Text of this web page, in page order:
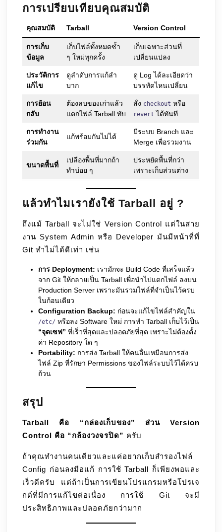
การเปรียบเทียบคุณสมบัติ
คุณสมบัติ Tarball Version Control
การเก็บ
ข้อมูล
เก็บไฟล์ทั้งหมดซ้ำ
ๆ ใหม่ทุกครั้ง
เก็บเฉพาะส่วนที่
เปลี่ยนแปลง
ประวัติการ
แก้ไข
ดูลำดับการแก้ลำ
บาก
ดู Log ได้ละเอียดว่า
บรรทัดไหนเปลี่ยน
การย้อน
กลับ
ต้องลบของเก่าแล้ว
แตกไฟล์ Tarball ทับ
สั่ง checkout หรือ
revert ได้ทันที
การทำงาน
ร่วมกัน
แก้พร้อมกันไม่ได้
มีระบบ Branch และ
Merge เพื่อรวมงาน
ขนาดพื้นที่
เปลืองพื้นที่มากถ้า
ทำบ่อย ๆ
ประหยัดพื้นที่กว่า
เพราะเก็บส่วนต่าง
แล้วทำไมเรายังใช้ Tarball อยู่ ?
ถึงแม้ Tarball จะไม่ใช่ Version Control แต่ในสาย
งาน System Admin หรือ Developer มันมีหน้าที่ที่
Git ทำไม่ได้ดีเท่า เช่น
การ Deployment: เรามักจะ Build Code ที่เสร็จแล้ว
จาก Git ให้กลายเป็น Tarball เพื่อนำไปแตกไฟล์ ลงบน
Production Server เพราะมันรวมไฟล์ที่จำเป็นไว้ครบ
ในก้อนเดียว
Configuration Backup: ก่อนจะแก้ไขไฟล์สำคัญใน
/etc/ หรือลง Software ใหม่ การทำ Tarball เก็บไว้เป็น
“จุดเซฟ” ที่เร็วที่สุดและปลอดภัยที่สุด เพราะไม่ต้องตั้ง
ค่า Repository ใด ๆ
Portability: การส่ง Tarball ให้คนอื่นเหมือนการส่ง
ไฟล์ Zip ที่รักษา Permissions ของไฟล์ระบบไว้ได้ครบ
ถ้วน
สรุป
Tarball คือ “กล่องเก็บของ” ส่วน Version
Control คือ “กล้องวงจรปิด” ครับ
ถ้าคุณทำงานคนเดียวและแค่อยากเก็บสำรองไฟล์
Config ก่อนลงมือแก้ การใช้ Tarball ก็เพียงพอและ
เร็วดีครับ แต่ถ้าเป็นการเขียนโปรแกรมหรือโปรเจ
กต์ที่มีการแก้ไขต่อเนื่อง การใช้ Git จะมี
ประสิทธิภาพและปลอดภัยกว่ามาก